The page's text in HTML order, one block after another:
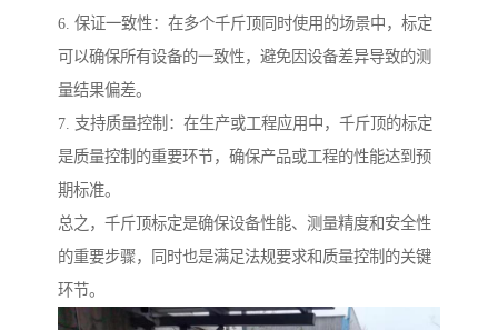
6. 保证一致性：在多个千斤顶同时使用的场景中，标定
可以确保所有设备的一致性，避免因设备差异导致的测
量结果偏差。
7. 支持质量控制：在生产或工程应用中，千斤顶的标定
是质量控制的重要环节，确保产品或工程的性能达到预
期标准。
总之，千斤顶标定是确保设备性能、测量精度和安全性
的重要步骤，同时也是满足法规要求和质量控制的关键
环节。